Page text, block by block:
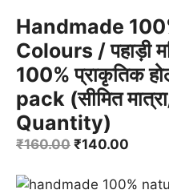
Handmade
Colours / पहाड़ी
100% प्राकृतिक
pack (सीमित
Quantity)
₹160.00 Original
was:
₹140.00
is: